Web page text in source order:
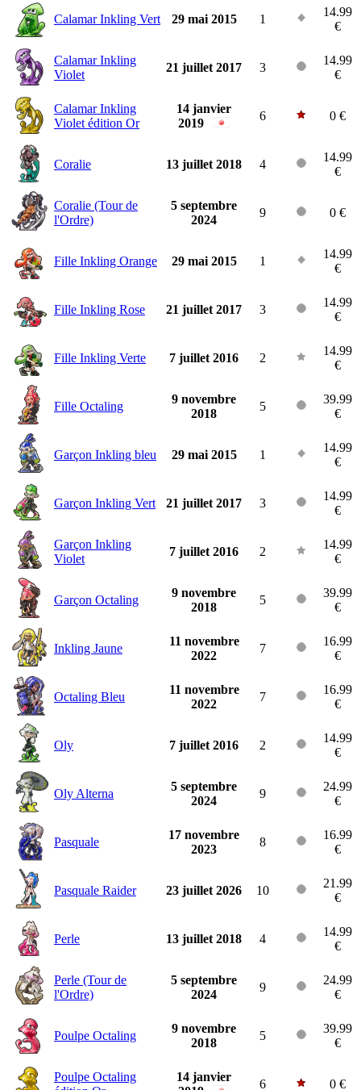
Calamar Inkling Vert 29 mai 2015 1
14.99
€
Calamar Inkling
Violet
21 juillet 2017 3
14.99
€
Calamar Inkling
Violet édition Or
14 janvier
2019
6 0 €
Coralie 13 juillet 2018 4
14.99
€
Coralie (Tour de
l'Ordre)
5 septembre
2024
9 0 €
Fille Inkling Orange 29 mai 2015 1
14.99
€
Fille Inkling Rose 21 juillet 2017 3
14.99
€
Fille Inkling Verte 7 juillet 2016 2
14.99
€
Fille Octaling
9 novembre
2018
5
39.99
€
Garçon Inkling bleu 29 mai 2015 1
14.99
€
Garçon Inkling Vert 21 juillet 2017 3
14.99
€
Garçon Inkling
Violet
7 juillet 2016 2
14.99
€
Garçon Octaling
9 novembre
2018
5
39.99
€
Inkling Jaune
11 novembre
2022
7
16.99
€
Octaling Bleu
11 novembre
2022
7
16.99
€
Oly 7 juillet 2016 2
14.99
€
Oly Alterna
5 septembre
2024
9
24.99
€
Pasquale
17 novembre
2023
8
16.99
€
Pasquale Raider 23 juillet 2026 10
21.99
€
Perle 13 juillet 2018 4
14.99
€
Perle (Tour de
l'Ordre)
5 septembre
2024
9
24.99
€
Poulpe Octaling
9 novembre
2018
5
39.99
€
Poulpe Octaling
14 janvier
6 0 €